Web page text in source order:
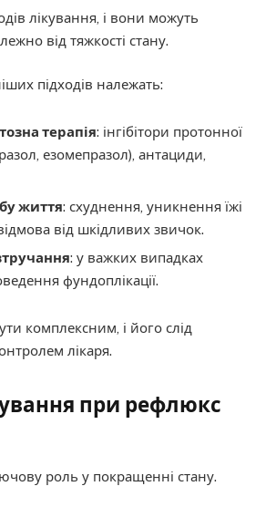
лікування, і вони можуть
від тяжкості стану.
підходів належать:
терапія: інгібітори протонної
езомепразол), антациди,
життя: схуднення, уникнення їжі
від шкідливих звичок.
: у важких випадках
фундоплікації.
комплексним, і його слід
лікаря.
при рефлюкс
роль у покращенні стану.